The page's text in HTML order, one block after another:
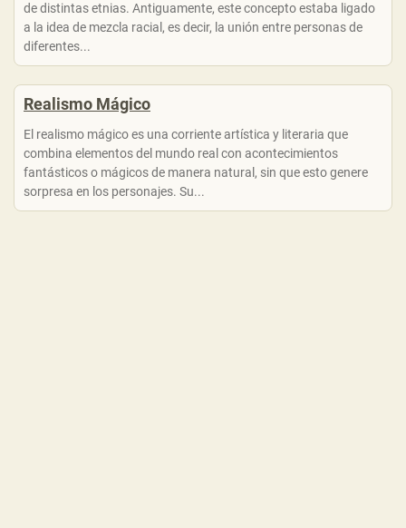
de distintas etnias. Antiguamente, este concepto estaba ligado
a la idea de mezcla racial, es decir, la unión entre personas de
diferentes...
Realismo Mágico
El realismo mágico es una corriente artística y literaria que
combina elementos del mundo real con acontecimientos
fantásticos o mágicos de manera natural, sin que esto genere
sorpresa en los personajes. Su...